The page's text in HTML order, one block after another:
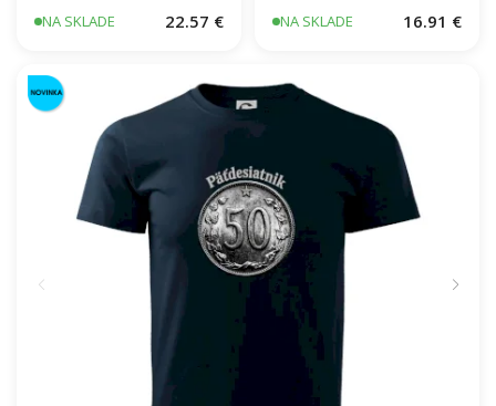
NA SKLADE 22.57 € NA SKLADE 16.91 €